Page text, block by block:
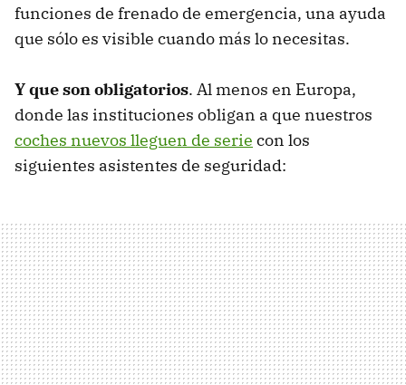
funciones de frenado de emergencia, una ayuda
que sólo es visible cuando más lo necesitas.
Y que son obligatorios. Al menos en Europa,
donde las instituciones obligan a que nuestros
coches nuevos lleguen de serie con los
siguientes asistentes de seguridad: